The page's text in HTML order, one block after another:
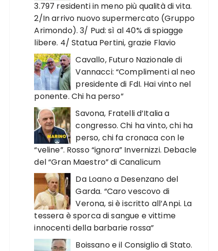
3.797 residenti in meno più qualità di vita.
2/In arrivo nuovo supermercato (Gruppo
Arimondo). 3/ Pud: sì al 40% di spiagge
libere. 4/ Statua Pertini, grazie Flavio
Cavallo, Futuro Nazionale di
Vannacci: “Complimenti al neo
presidente di FdI. Hai vinto nel
ponente. Chi ha perso”
Savona, Fratelli d’Italia a
congresso. Chi ha vinto, chi ha
perso, chi fa cronaca con le
“veline”. Rosso “ignora” Invernizzi. Debacle
del “Gran Maestro” di Canalicum
Da Loano a Desenzano del
Garda. “Caro vescovo di
Verona, si è iscritto all’Anpi. La
tessera è sporca di sangue e vittime
innocenti della barbarie rossa”
Boissano e il Consiglio di Stato.